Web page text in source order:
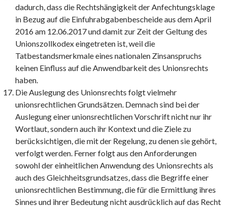
dadurch, dass die Rechtshängigkeit der Anfechtungsklage
in Bezug auf die Einfuhrabgabenbescheide aus dem April
2016 am 12.06.2017 und damit zur Zeit der Geltung des
Unionszollkodex eingetreten ist, weil die
Tatbestandsmerkmale eines nationalen Zinsanspruchs
keinen Einfluss auf die Anwendbarkeit des Unionsrechts
haben.
Die Auslegung des Unionsrechts folgt vielmehr
unionsrechtlichen Grundsätzen. Demnach sind bei der
Auslegung einer unionsrechtlichen Vorschrift nicht nur ihr
Wortlaut, sondern auch ihr Kontext und die Ziele zu
berücksichtigen, die mit der Regelung, zu denen sie gehört,
verfolgt werden. Ferner folgt aus den Anforderungen
sowohl der einheitlichen Anwendung des Unionsrechts als
auch des Gleichheitsgrundsatzes, dass die Begriffe einer
unionsrechtlichen Bestimmung, die für die Ermittlung ihres
Sinnes und ihrer Bedeutung nicht ausdrücklich auf das Recht